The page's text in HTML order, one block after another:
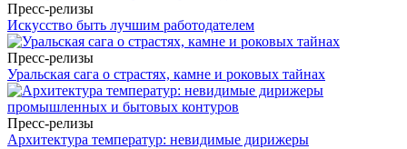
Пресс-релизы
Искусство быть лучшим работодателем
Пресс-релизы
Уральская сага о страстях, камне и роковых тайнах
Пресс-релизы
Архитектура температур: невидимые дирижеры